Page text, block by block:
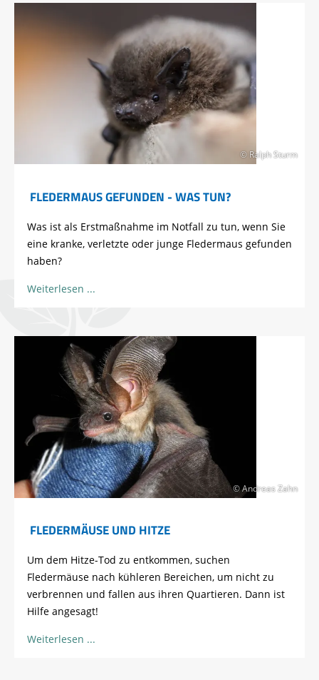
© Ralph Sturm
FLEDERMAUS GEFUNDEN - WAS TUN?
Was ist als Erstmaßnahme im Notfall zu tun, wenn Sie
eine kranke, verletzte oder junge Fledermaus gefunden
haben?
Weiterlesen
© Andreas Zahn
FLEDERMÄUSE UND HITZE
Um dem Hitze-Tod zu entkommen, suchen
Fledermäuse nach kühleren Bereichen, um nicht zu
verbrennen und fallen aus ihren Quartieren. Dann ist
Hilfe angesagt!
Weiterlesen